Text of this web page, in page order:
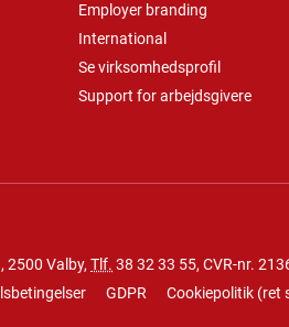
Employer branding
International
Se virksomhedsprofil
Support for arbejdsgivere
2500 Valby, Tlf. 38 32 33 55, CVR-nr.
GDPR Cookiepolitik (ret